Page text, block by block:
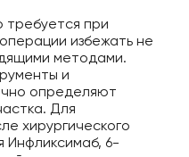
при
избежать не
методами.
и
определяют
Для
хирургического
Инфликсимаб, 6-